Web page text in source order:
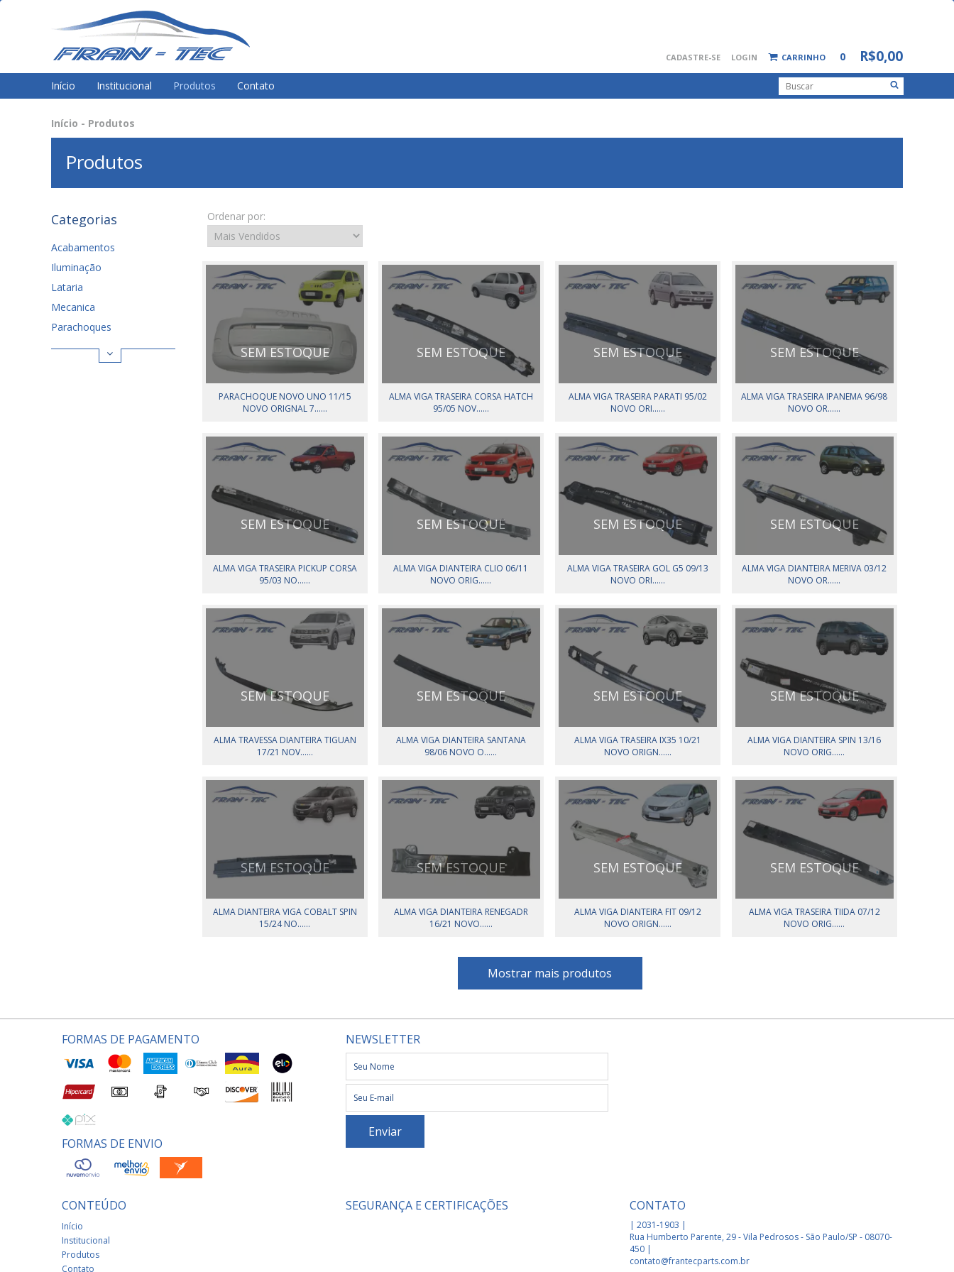
CADASTRE-SE LOGIN CARRINHO 0 R$0,00
Início Institucional Produtos Contato
Início - Produtos
Produtos
Categorias
Acabamentos
Iluminação
Lataria
Mecanica
Parachoques
Ordenar por:
SEM ESTOQUE
PARACHOQUE NOVO UNO 11/15
NOVO ORIGNAL 7......
SEM ESTOQUE
ALMA VIGA TRASEIRA CORSA HATCH
95/05 NOV......
SEM ESTOQUE
ALMA VIGA TRASEIRA PARATI 95/02
NOVO ORI......
SEM ESTOQUE
ALMA VIGA TRASEIRA IPANEMA 96/98
NOVO OR......
SEM ESTOQUE
ALMA VIGA TRASEIRA PICKUP CORSA
95/03 NO......
SEM ESTOQUE
ALMA VIGA DIANTEIRA CLIO 06/11
NOVO ORIG......
SEM ESTOQUE
ALMA VIGA TRASEIRA GOL G5 09/13
NOVO ORI......
SEM ESTOQUE
ALMA VIGA DIANTEIRA MERIVA 03/12
NOVO OR......
SEM ESTOQUE
ALMA TRAVESSA DIANTEIRA TIGUAN
17/21 NOV......
SEM ESTOQUE
ALMA VIGA DIANTEIRA SANTANA
98/06 NOVO O......
SEM ESTOQUE
ALMA VIGA TRASEIRA IX35 10/21
NOVO ORIGN......
SEM ESTOQUE
ALMA VIGA DIANTEIRA SPIN 13/16
NOVO ORIG......
SEM ESTOQUE
ALMA DIANTEIRA VIGA COBALT SPIN
15/24 NO......
SEM ESTOQUE
ALMA VIGA DIANTEIRA RENEGADR
16/21 NOVO......
SEM ESTOQUE
ALMA VIGA DIANTEIRA FIT 09/12
NOVO ORIGN......
SEM ESTOQUE
ALMA VIGA TRASEIRA TIIDA 07/12
NOVO ORIG......
Mostrar mais produtos
FORMAS DE PAGAMENTO
FORMAS DE ENVIO
NEWSLETTER
CONTEÚDO
Início
Institucional
Produtos
Contato
SEGURANÇA E CERTIFICAÇÕES CONTATO
| 2031-1903 |
Rua Humberto Parente, 29 - Vila Pedrosos - São Paulo/SP - 08070-
450 |
contato@frantecparts.com.br